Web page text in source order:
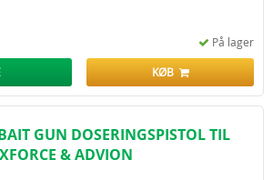
På lager
KØB
GUN DOSERINGSPISTOL TIL
& ADVION